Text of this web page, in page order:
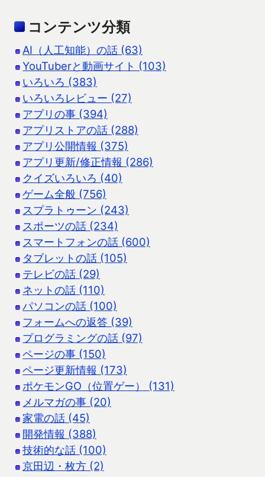
コンテンツ分類
AI（人工知能）の話 (63)
YouTuberと動画サイト (103)
いろいろ (383)
いろいろレビュー (27)
アプリの事 (394)
アプリストアの話 (288)
アプリ公開情報 (375)
アプリ更新/修正情報 (286)
クイズいろいろ (40)
ゲーム全般 (756)
スプラトゥーン (243)
スポーツの話 (234)
スマートフォンの話 (600)
タブレットの話 (105)
テレビの話 (29)
ネットの話 (110)
パソコンの話 (100)
フォームへの返答 (39)
プログラミングの話 (97)
ページの事 (150)
ページ更新情報 (173)
ポケモンGO（位置ゲー） (131)
メルマガの事 (20)
家電の話 (45)
開発情報 (388)
技術的な話 (100)
京田辺・枚方 (2)